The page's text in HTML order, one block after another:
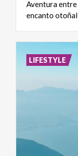
Aventuraentre
encanto otoñal
LIFESTYLE